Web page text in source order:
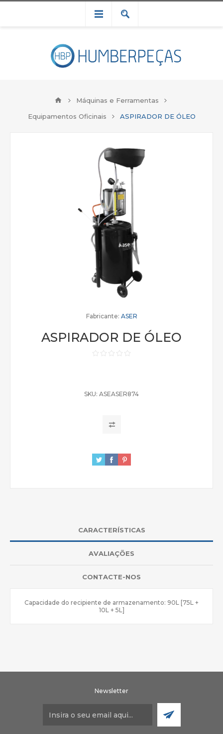
Máquinas e Ferramentas
Equipamentos Oficinais
ASPIRADOR DE ÓLEO
Fabricante: ASER
ASPIRADOR DE ÓLEO
SKU: ASEASER874
CARACTERÍSTICAS
AVALIAÇÕES
CONTACTE-NOS
Capacidade do recipiente de armazenamento: 90L [75L +
10L + 5L]
Newsletter